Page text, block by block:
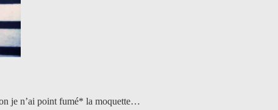
je n’ai point fumé* la moquette…